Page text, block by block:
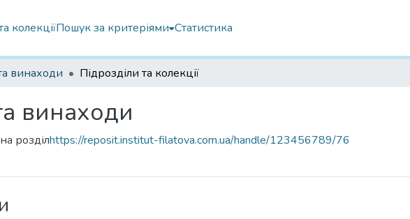
колекціїПошук за критеріями Статистика
винаходи Підрозділи та колекції
винаходи
розділhttps://reposit.institut-filatova.com.ua/handle/123456789/76